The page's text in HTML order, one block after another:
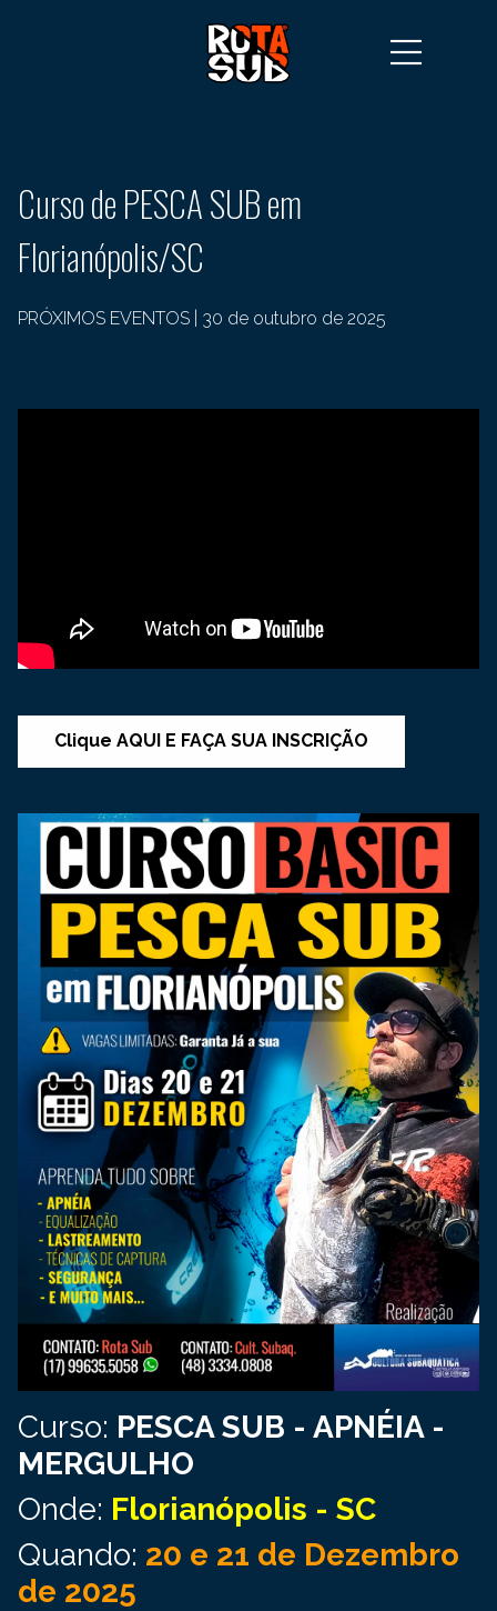
Curso de PESCA SUB em
Florianópolis/SC
PRÓXIMOS EVENTOS 30 de outubro de 2025
Clique AQUI E FAÇA SUA INSCRIÇÃO
Curso: PESCA SUB - APNÉIA -
MERGULHO
Onde: Florianópolis - SC
Quando: 20 e 21 de Dezembro
de 2025